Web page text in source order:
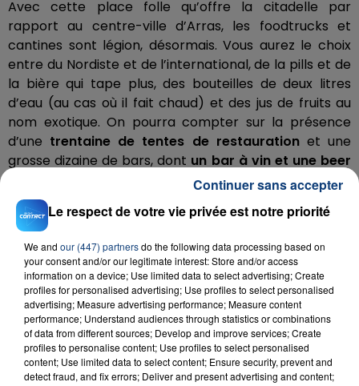
Avec cette place folle qu’offre la citadelle par
rapport au centre-ville d’Arras, les foodtrucks et
cantines sont légion, désormais. Vous aurez le choix
entre du Nordiste et de l’international, de la pills et de
la bière qui tape plus, des bouteilles de deux litres
d’eau (au cas où il fait chaud) et des jus de fruits au
nom exotique. On pourra compter sur la présence
d’une trentaine de tentes de restaurationet une
grosse dizaine de bars, dont un bar à vin et une beer
. Il n’y a pas que la musique dans la vie. Il y a
aussi l’estomac. Miam.
D’une scène à l’autre, vous migrerez
Allez, ou vous remet le programme des trois jours,
comme ça vous serez prévenu de qui joue où :
Et on vous souhaite de bien vous amuser, bande de
filous.
Le respect de votre vie privée est notre priorité
We and our (447) partnersdo the following data processing based on
your consent and/or our legitimate interest: Store and/or access
information on a device; Use limited data to select advertising; Create
profiles for personalised advertising; Use profiles to select personalised
advertising; Measure advertising performance; Measure content
performance; Understand audiences through statistics or combinations
of data from different sources; Develop and improve services; Create
profiles to personalise content; Use profiles to select personalised
content; Use limited data to select content; Ensure security, prevent and
detect fraud, and fix errors; Deliver and present advertising and content;
Continuer sans accepter